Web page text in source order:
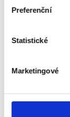
Preferenční
Statistické
Marketingové